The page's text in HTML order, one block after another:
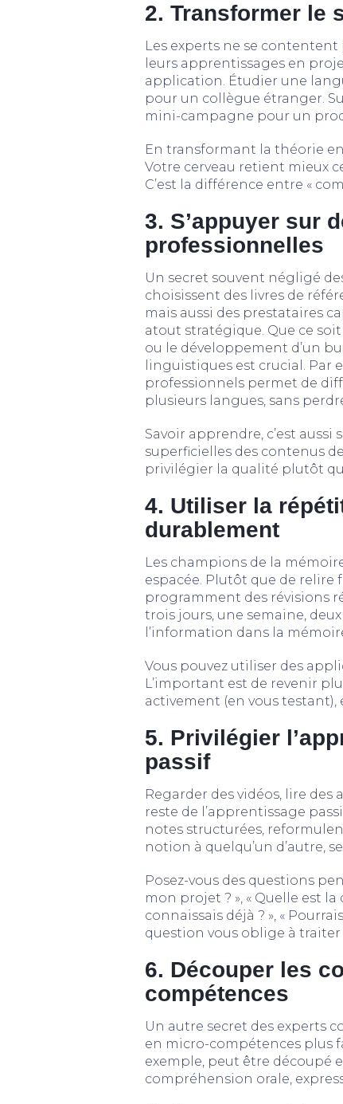
2. Transformer le
Les experts ne se
leurs apprentissages en
application. Étudier une
pour un collègue étranger.
mini-campagne pour un
En transformant la théorie
Votre cerveau retient mieux
C’est la différence entre «
3. S’appuyer sur
professionnelles
Un secret souvent négligé
choisissent des livres de
mais aussi des prestataires
atout stratégique. Que ce
ou le développement d’un
linguistiques est crucial. Par
professionnels permet de
plusieurs langues, sans
Savoir apprendre, c’est
superficielles des contenus
privilégier la qualité plutôt
4. Utiliser la
durablement
Les champions de la
espacée. Plutôt que de relire
programment des révisions
trois jours, une semaine,
l’information dans la
Vous pouvez utiliser des
L’important est de revenir
activement (en vous
5. Privilégier
passif
Regarder des vidéos, lire des
reste de l’apprentissage
notes structurées,
notion à quelqu’un d’autre,
Posez-vous des questions
mon projet ? », « Quelle est
connaissais déjà ? », «
question vous oblige à traiter
6. Découper les
compétences
Un autre secret des experts
en micro-compétences plus
exemple, peut être découpé
compréhension orale,